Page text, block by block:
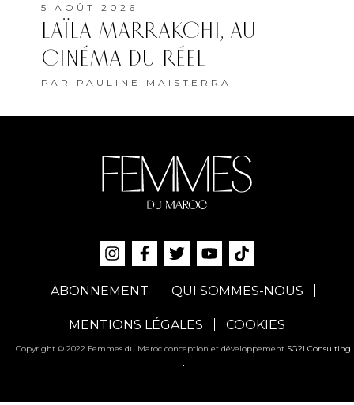
5 AOÛT 2026
LAÏLA MARRAKCHI, AU
CINÉMA DU RÉEL
PAR PAULINE MAISTERRA
ABONNEMENT QUI SOMMES-NOUS
MENTIONS LÉGALES COOKIES
Copyright © 2022 Femmes du Maroc conception et développement SG2I Consulting